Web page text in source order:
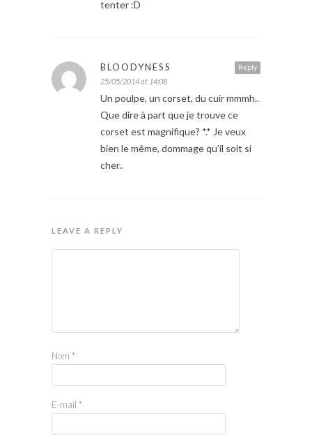
tenter :D
Reply
BLOODYNESS
25/05/2014 at 14:08
Un poulpe, un corset, du cuir mmmh..
Que dire à part que je trouve ce
corset est magnifique? *.* Je veux
bien le même, dommage qu’il soit si
cher..
LEAVE A REPLY
Nom *
E-mail *